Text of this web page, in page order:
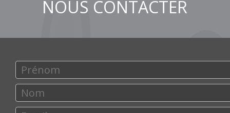
NOUS CONTACTER